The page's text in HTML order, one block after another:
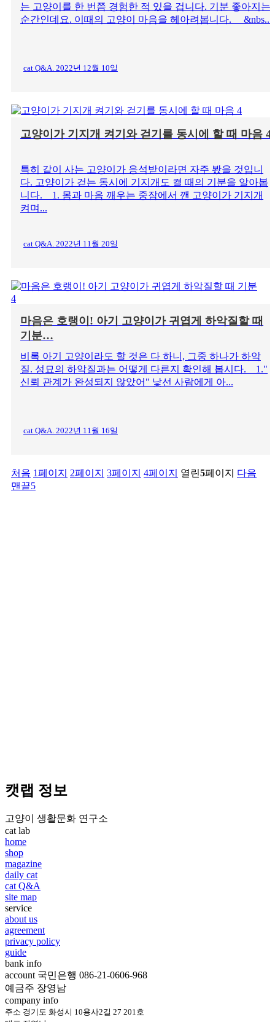
는 고양이를 한 번쯤 경험한 적 있을 겁니다. 기분 좋아지는
순간인데요. 이때의 고양이 마음을 헤아려봅니다. &nbs...
cat Q&A. 2022년 12월 10일
고양이가 기지개 켜기와 걷기를 동시에 할 때 마음 4
특히 같이 사는 고양이가 응석받이라면 자주 봤을 것입니
다. 고양이가 걷는 동시에 기지개도 켤 때의 기분을 알아봅
니다. 1. 몸과 마음 깨우는 중잠에서 깬 고양이가 기지개
켜며...
cat Q&A. 2022년 11월 20일
마음은 호랭이! 아기 고양이가 귀엽게 하악질할 때
기분…
비록 아기 고양이라도 할 것은 다 하니, 그중 하나가 하악
질. 성묘의 하악질과는 어떻게 다른지 확인해 봅시다. 1."
신뢰 관계가 완성되지 않았어" 낯선 사람에게 아...
cat Q&A. 2022년 11월 16일
처음 1페이지 2페이지 3페이지 4페이지 열린5페이지
다음
맨끝5
캣랩 정보
고양이 생활문화 연구소
cat lab
home
shop
magazine
daily cat
cat Q&A
site map
service
about us
agreement
privacy policy
guide
bank info
account 국민은행 086-21-0606-968
예금주 장영남
company info
주소 경기도 화성시 10용사2길 27 201호